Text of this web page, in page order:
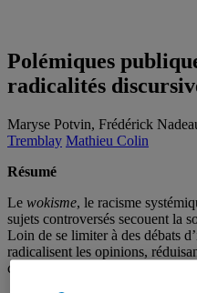
Polémiques
radicalités
Maryse Potvin, Frédérick
Tremblay Mathieu Colin
Résumé
Le wokisme, le racisme
sujets controversés secouent la
Loin de se limiter à des débats
radicalisent les opinions,
constructif.